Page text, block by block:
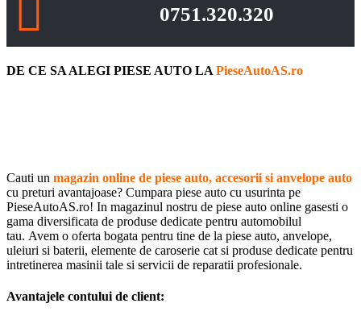
0751.320.320
DE CE SA ALEGI PIESE AUTO LAPieseAutoAS.ro
Cauti un magazin online de piese auto, accesorii si anvelope auto
cu preturi avantajoase? Cumpara piese auto cu usurinta pe
PieseAutoAS.ro! In magazinul nostru de piese auto online gasesti o
gama diversificata de produse dedicate pentru automobilul
tau. Avem o oferta bogata pentru tine de la piese auto, anvelope,
uleiuri si baterii, elemente de caroserie cat si produse dedicate pentru
intretinerea masinii tale si servicii de reparatii profesionale.
Avantajele contului de client: